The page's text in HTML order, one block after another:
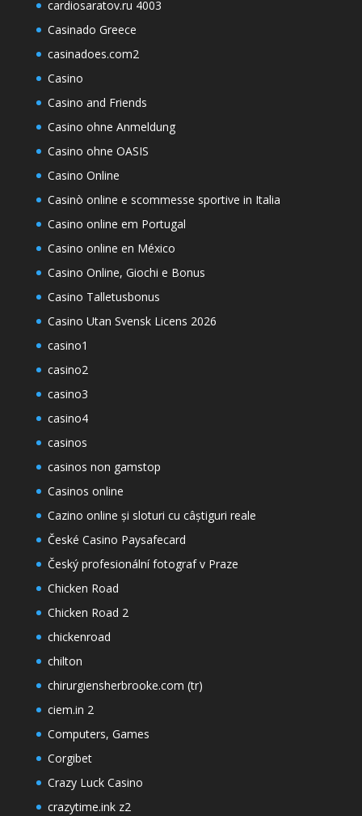
cardiosaratov.ru 4003
Casinado Greece
casinadoes.com2
Casino
Casino and Friends
Casino ohne Anmeldung
Casino ohne OASIS
Casino Online
Casinò online e scommesse sportive in Italia
Casino online em Portugal
Casino online en México
Casino Online, Giochi e Bonus
Casino Talletusbonus
Casino Utan Svensk Licens 2026
casino1
casino2
casino3
casino4
casinos
casinos non gamstop
Casinos online
Cazino online și sloturi cu câștiguri reale
České Casino Paysafecard
Český profesionální fotograf v Praze
Chicken Road
Chicken Road 2
chickenroad
chilton
chirurgiensherbrooke.com (tr)
ciem.in 2
Computers, Games
Corgibet
Crazy Luck Casino
crazytime.ink z2